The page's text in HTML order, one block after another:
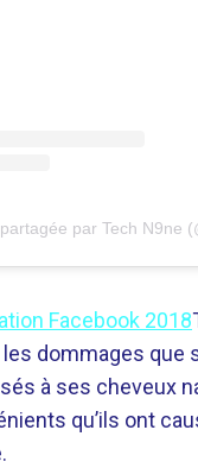
Facebook 2018
dommages que
à ses cheveux
qu’ils ont